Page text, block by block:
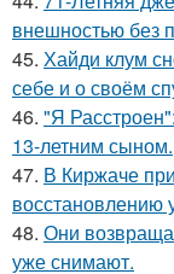
внешностью без
45. Хайди клум
себе и о своём
46. "Я
13-летним сыном.
47. В Киржаче
восстановлению
48. Они
уже снимают.